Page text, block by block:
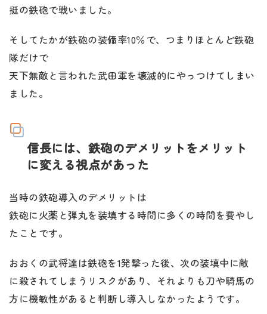
挺の鉄砲で戦いました。
そしてたかが鉄砲の装備率10％で、つまりほとんど鉄砲
隊だけで
天下無敵と言われた武田軍を壊滅的にやっつけてしまい
ました。
信長には、鉄砲のデメリットをメリット
に変える視点があった
当時の鉄砲導入のデメリットは
鉄砲に火薬と弾丸を装填する時間に多くの時間を費やし
たことです。
おおくの武将達は鉄砲を1発撃った後、次の装填中に敵
に殺されてしまうリスクがあり、それよりも刀や騎馬の
方に機敏性があると判断し導入しなかったようです。